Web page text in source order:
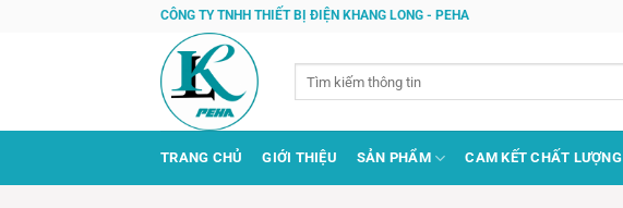
CÔNG TY TNHH THIẾT BỊ ĐIỆN KHANG LONG - PEHA
TRANG CHỦ GIỚI THIỆU SẢN PHẨM CAM KẾT CHẤT LƯỢNG